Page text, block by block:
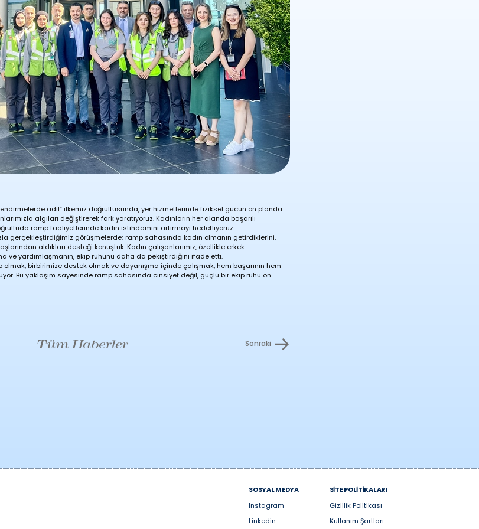
adil” ilkemiz doğrultusunda, yer hizmetlerinde fiziksel gücün ön planda
algıları değiştirerek fark yaratıyoruz. Kadınların her alanda başarılı
ramp faaliyetlerinde kadın istihdamını artırmayı hedefliyoruz.
gerçekleştirdiğimiz görüşmelerde; ramp sahasında kadın olmanın getirdiklerini,
aldıkları desteği konuştuk. Kadın çalışanlarımız, özellikle erkek
ve yardımlaşmanın, ekip ruhunu daha da pekiştirdiğini ifade etti.
birbirimize destek olmak ve dayanışma içinde çalışmak, hem başarının hem
Bu yaklaşım sayesinde ramp sahasında cinsiyet değil, güçlü bir ekip ruhu ön
Tüm Haberler Sonraki
SOSYAL MEDYA
Instagram
Linkedin
SİTE POLİTİKALARI
Gizlilik Politikası
Kullanım Şartları